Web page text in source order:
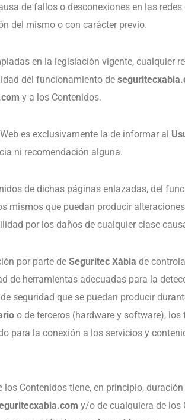
de fallos o desconexiones en las
del mismo o con carácter previo.
en la legislación vigente,
del funcionamiento de
y a los Contenidos.
es exclusivamente la de informar al
ni recomendación alguna.
de dichas páginas enlazadas, del
mismos que puedan producir
por los daños de cualquier clase
por parte de Seguritec Xàbia de
de herramientas adecuadas para la
seguridad que se puedan producir
o de terceros (hardware y software),
para la conexión a los servicios y
los Contenidos tiene, en principio,
y/o de cualquiera de los